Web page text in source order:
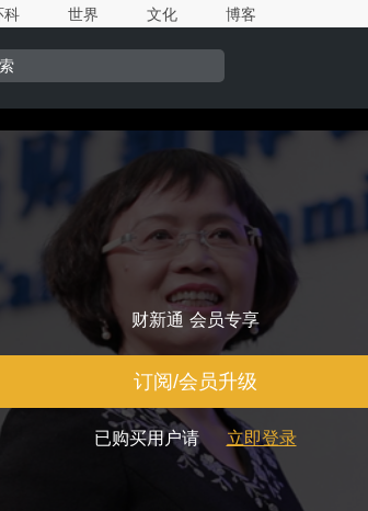
科 世界 文化 博客
财新通 会员专享
订阅/会员升级
已购买用户请 立即登录